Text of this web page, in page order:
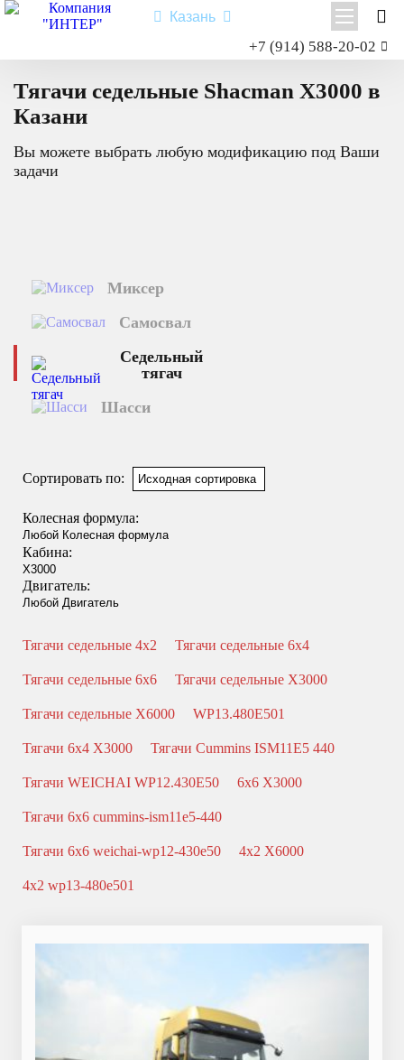
Казань
+7 (914) 588-20-02
Самосвал
Седельный тягач
Shacman X6000
Типы:
Назначение: для перевозки сыпучих грузов; для перевозки
посредством полуприцепной техники грузов и оборудования;
для установки на грузовую платформу различного
оборудования для коммунального и сельского хозяйства.
X3000
Тягачи седельные Shacman X3000 в
Казани
Вы можете выбрать любую модификацию под Ваши
задачи
Миксер
Самосвал
Седельный
тягач
Шасси
Сортировать по:
Колесная формула:
Кабина:
Двигатель:
Тягачи седельные 4x2 Тягачи седельные 6x4
Тягачи седельные 6x6 Тягачи седельные X3000
Тягачи седельные X6000 WP13.480E501
Тягачи 6x4 X3000 Тягачи Cummins ISM11E5 440
Тягачи WEICHAI WP12.430E50 6x6 X3000
Тягачи 6x6 cummins-ism11e5-440
Тягачи 6x6 weichai-wp12-430e50 4x2 X6000
4x2 wp13-480e501